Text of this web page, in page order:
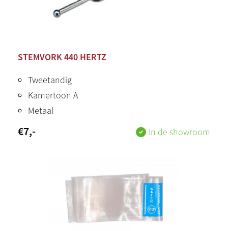
STEMVORK 440 HERTZ
Tweetandig
Kamertoon A
Metaal
€7,- In de showroom